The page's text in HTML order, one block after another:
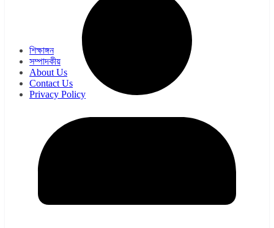
শিক্ষাঙ্গন
সম্পাদকীয়
About Us
Contact Us
Privacy Policy